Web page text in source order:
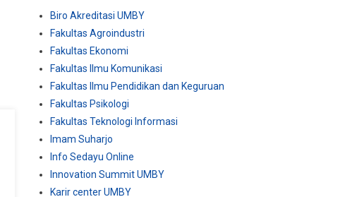
Biro Akreditasi UMBY
Fakultas Agroindustri
Fakultas Ekonomi
Fakultas Ilmu Komunikasi
Fakultas Ilmu Pendidikan dan Keguruan
Fakultas Psikologi
Fakultas Teknologi Informasi
Imam Suharjo
Info Sedayu Online
Innovation Summit UMBY
Karir center UMBY